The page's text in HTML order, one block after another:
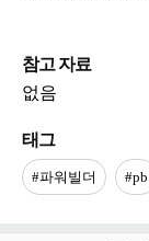
참고 자료
없음
태그
#파워빌더 #pb